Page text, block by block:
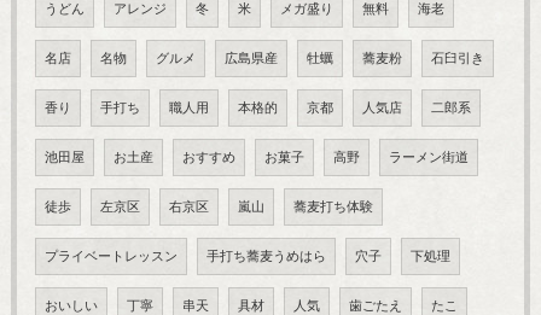
うどん アレンジ 冬 米 メガ盛り 無料 海老
名店 名物 グルメ 広島県産 牡蠣 蕎麦粉 石臼引き
香り 手打ち 職人用 本格的 京都 人気店 二郎系
池田屋 お土産 おすすめ お菓子 高野 ラーメン街道
徒歩 左京区 右京区 嵐山 蕎麦打ち体験
プライベートレッスン 手打ち蕎麦うめはら 穴子 下処理
おいしい 丁寧 串天 具材 人気 歯ごたえ たこ